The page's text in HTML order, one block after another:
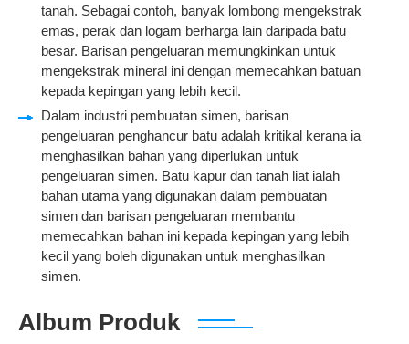
tanah. Sebagai contoh, banyak lombong mengekstrak
emas, perak dan logam berharga lain daripada batu
besar. Barisan pengeluaran memungkinkan untuk
mengekstrak mineral ini dengan memecahkan batuan
kepada kepingan yang lebih kecil.
Dalam industri pembuatan simen, barisan
pengeluaran penghancur batu adalah kritikal kerana ia
menghasilkan bahan yang diperlukan untuk
pengeluaran simen. Batu kapur dan tanah liat ialah
bahan utama yang digunakan dalam pembuatan
simen dan barisan pengeluaran membantu
memecahkan bahan ini kepada kepingan yang lebih
kecil yang boleh digunakan untuk menghasilkan
simen.
Album Produk